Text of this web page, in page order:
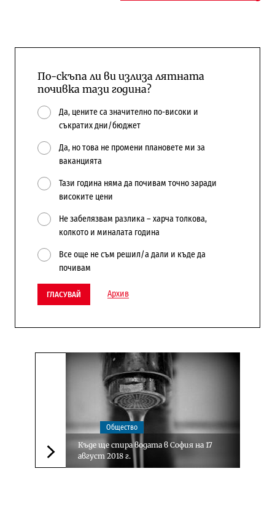
По-скъпа ли ви излиза лятната
почивка тази година?
Да, цените са значително по-високи и
съкратих дни/бюджет
Да, но това не промени плановете ми за
ваканцията
Тази година няма да почивам точно заради
високите цени
Не забелязвам разлика – харча толкова,
колкото и миналата година
Все още не съм решил/а дали и къде да
почивам
ГЛАСУВАЙ Архив
Следваща новина
Общество
Къде ще спира водата в София на 17
август 2018 г.